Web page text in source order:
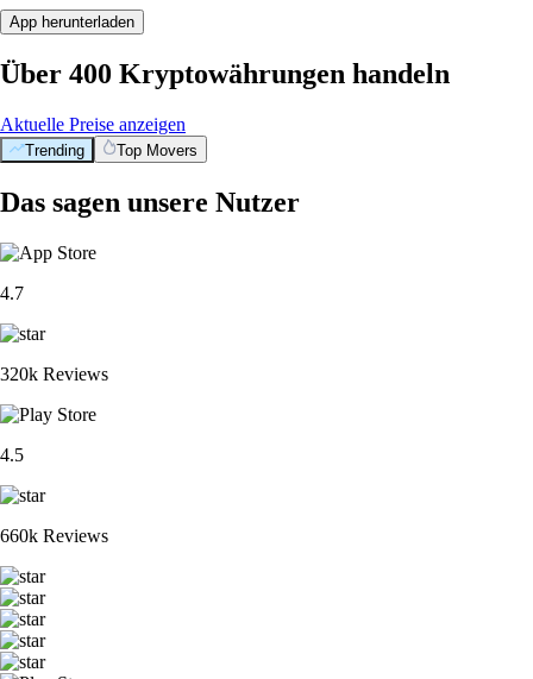
App herunterladen
Über 400 Kryptowährungen handeln
Aktuelle Preise anzeigen
Trending Top Movers
Das sagen unsere Nutzer
4.7
320k Reviews
4.5
660k Reviews